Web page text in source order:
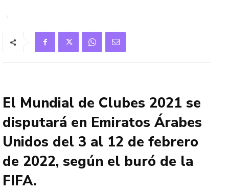
El Mundial de Clubes 2021 se
disputará en Emiratos Árabes
Unidos del 3 al 12 de febrero
de 2022, según el buró de la
FIFA.